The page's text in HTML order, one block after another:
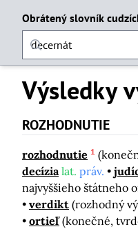
Obrátený slovník
Výsledky
ROZHODNUTIE
rozhodnutie 1
decízia lat. práv.
najvyššieho štátneho
verdikt (rozhodný
ortieľ (konečné,